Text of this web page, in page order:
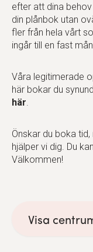
efter att dina
din plånbok utan
fler från hela vårt
ingår till en fast
Våra legitimerade
här bokar du
här.
Önskar du boka
hjälper vi dig. Du
Välkommen!
Visa